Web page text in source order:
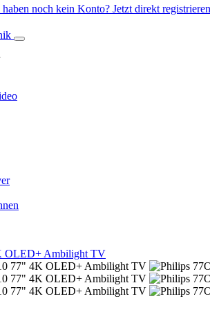
haben noch kein Konto? Jetzt direkt
OLED+ Ambilight TV